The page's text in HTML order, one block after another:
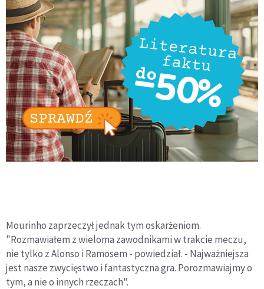
Mourinho zaprzeczył jednak tym oskarżeniom.
"Rozmawiałem z wieloma zawodnikami w trakcie meczu,
nie tylko z Alonso i Ramosem - powiedział. - Najważniejsza
jest nasze zwycięstwo i fantastyczna gra. Porozmawiajmy o
tym, a nie o innych rzeczach".